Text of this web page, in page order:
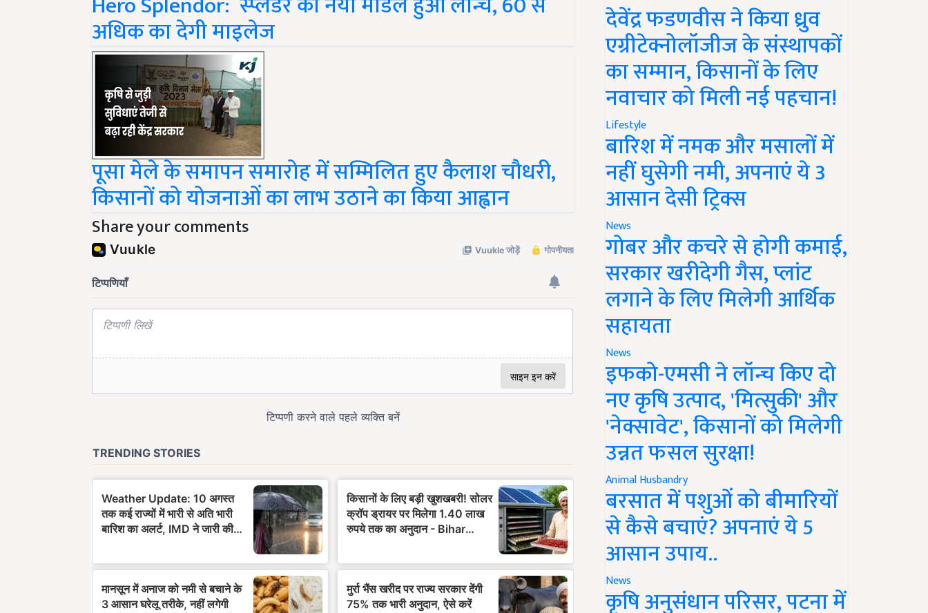
अधिक का देगी माइलेज
पूसा मेले के समापन समारोह में सम्मिलित हुए कैलाश चौधरी,
किसानों को योजनाओं का लाभ उठाने का किया आह्वान
Share your comments
देवेंद्र फडणवीस ने किया ध्रुव
एग्रीटेक्नोलॉजीज के संस्थापकों
का सम्मान, किसानों के लिए
नवाचार को मिली नई पहचान!
Lifestyle
बारिश में नमक और मसालों में
नहीं घुसेगी नमी, अपनाएं ये 3
आसान देसी ट्रिक्स
News
गोबर और कचरे से होगी कमाई,
सरकार खरीदेगी गैस, प्लांट
लगाने के लिए मिलेगी आर्थिक
सहायता
News
इफको-एमसी ने लॉन्च किए दो
नए कृषि उत्पाद, 'मित्सुकी' और
'नेक्सावेट', किसानों को मिलेगी
उन्नत फसल सुरक्षा!
Animal Husbandry
बरसात में पशुओं को बीमारियों
से कैसे बचाएं? अपनाएं ये 5
आसान उपाय..
News
कृषि अनुसंधान परिसर, पटना में